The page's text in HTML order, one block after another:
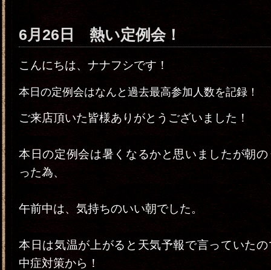
6月26日 熱い定例会！
こんにちは、ナナフシです！
本日の定例会はなんと過去最高参加人数を記録！
ご来店頂いた皆様ありがとうございました！
本日の定例会は暑くなるかと思いましたが朝
った為、
午前中は、気持ちのいい朝でした。
本日は気温が上がると天気予報で言っていた
中症対策から！